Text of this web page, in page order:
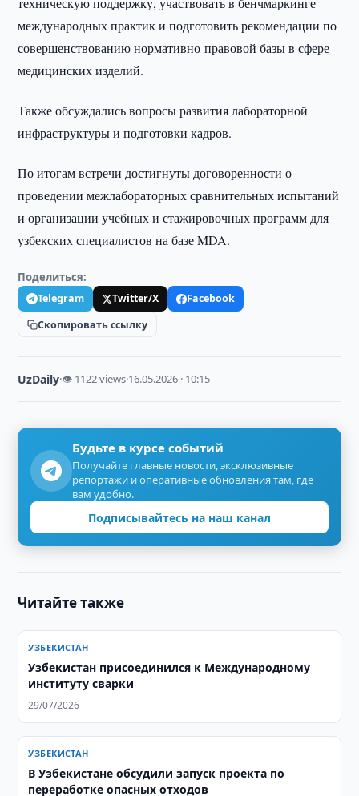
международных практик и подготовить рекомендации по
совершенствованию нормативно-правовой базы в сфере
медицинских изделий.
Также обсуждались вопросы развития лабораторной
инфраструктуры и подготовки кадров.
По итогам встречи достигнуты договоренности о
проведении межлабораторных сравнительных испытаний
и организации учебных и стажировочных программ для
узбекских специалистов на базе MDA.
Поделиться:
Telegram Twitter/X
Facebook
Скопировать ссылку
UzDaily·👁 1122 views·16.05.2026 · 10:15
Будьте в курсе событий
Получайте главные новости, эксклюзивные
репортажи и оперативные обновления там, где
вам удобно.
Подписывайтесь на наш канал
Читайте также
УЗБЕКИСТАН
Узбекистан присоединился к Международному
институту сварки
29/07/2026
УЗБЕКИСТАН
В Узбекистане обсудили запуск проекта по
переработке опасных отходов